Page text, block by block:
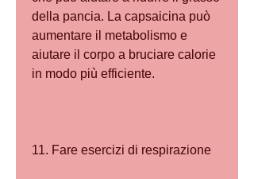
della pancia. La capsaicina può
aumentare il metabolismo e
aiutare il corpo a bruciare calorie
in modo più efficiente.
11. Fare esercizi di respirazione